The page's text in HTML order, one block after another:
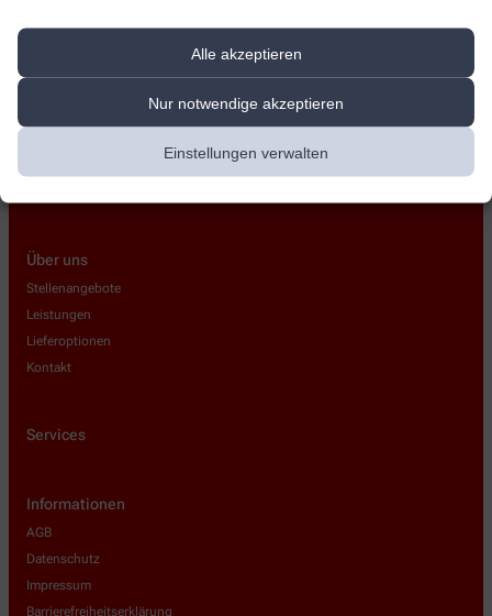
Alle akzeptieren
Nur notwendige akzeptieren
Einstellungen verwalten
Südtiroler Platz 1,83022 Rosenheim
Über uns
Stellenangebote
Leistungen
Lieferoptionen
Kontakt
Services
Informationen
AGB
Datenschutz
Impressum
Barrierefreiheitserklärung